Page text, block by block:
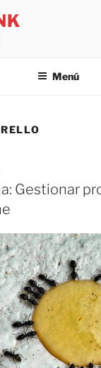
Menú
Gestionar